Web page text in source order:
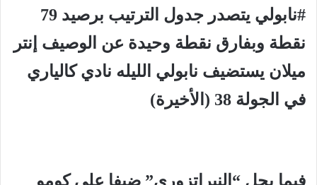
#نابولي يتصدر جدول الترتيب برصيد 79
نقطة وبفارق نقطة وحيدة عن الوصيف إنتر
ميلان يستضيف نابولي الليله نادي كالياري
في الجولة 38 (الأخيرة)
فيما يحل “النيراتزوري” ضيفا على كومو